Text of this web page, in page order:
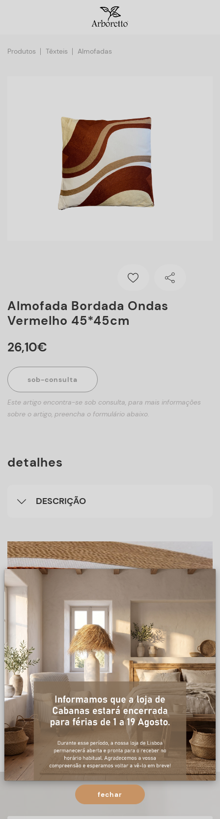
Produtos Têxteis Almofadas
Almofada Bordada Ondas
Vermelho 45*45cm
26,10€
sob-consulta
Este artigo encontra-se sob consulta, para mais informações
sobre o artigo, preencha o formulário abaixo.
detalhes
DESCRIÇÃO
fechar